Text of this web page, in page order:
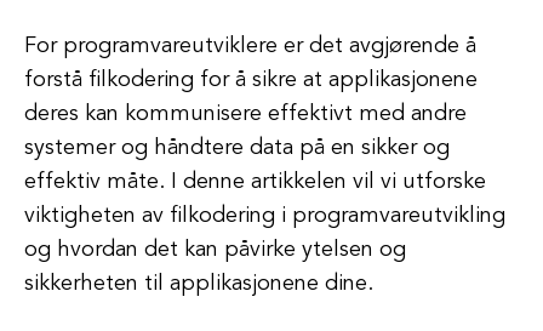
For programvareutviklere er det avgjørende å
forstå filkodering for å sikre at applikasjonene
deres kan kommunisere effektivt med andre
systemer og håndtere data på en sikker og
effektiv måte. I denne artikkelen vil vi utforske
viktigheten av filkodering i programvareutvikling
og hvordan det kan påvirke ytelsen og
sikkerheten til applikasjonene dine.